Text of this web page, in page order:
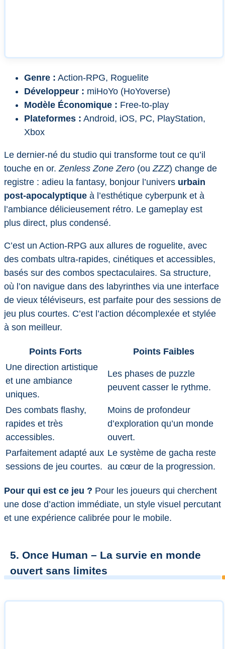
Genre : Action-RPG, Roguelite
Développeur : miHoYo (HoYoverse)
Modèle Économique : Free-to-play
Plateformes : Android, iOS, PC, PlayStation,
Xbox
Le dernier-né du studio qui transforme tout ce qu’il
touche en or. Zenless Zone Zero (ou ZZZ) change de
registre : adieu la fantasy, bonjour l’univers urbain
post-apocalyptique à l’esthétique cyberpunk et à
l’ambiance délicieusement rétro. Le gameplay est
plus direct, plus condensé.
C’est un Action-RPG aux allures de roguelite, avec
des combats ultra-rapides, cinétiques et accessibles,
basés sur des combos spectaculaires. Sa structure,
où l’on navigue dans des labyrinthes via une interface
de vieux téléviseurs, est parfaite pour des sessions de
jeu plus courtes. C’est l’action décomplexée et stylée
à son meilleur.
Points Forts
Points Faibles
Une direction artistique
et une ambiance
uniques.
Les phases de puzzle
peuvent casser le rythme.
Des combats flashy,
rapides et très
accessibles.
Moins de profondeur
d’exploration qu’un monde
ouvert.
Parfaitement adapté aux
sessions de jeu courtes.
Le système de gacha reste
au cœur de la progression.
Pour qui est ce jeu ? Pour les joueurs qui cherchent
une dose d’action immédiate, un style visuel percutant
et une expérience calibrée pour le mobile.
5. Once Human – La survie en monde
ouvert sans limites